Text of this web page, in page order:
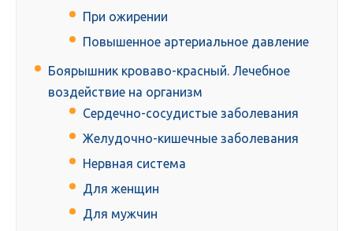
При ожирении
Повышенное артериальное давление
Боярышник кроваво-красный. Лечебное
воздействие на организм
Сердечно-сосудистые заболевания
Желудочно-кишечные заболевания
Нервная система
Для женщин
Для мужчин